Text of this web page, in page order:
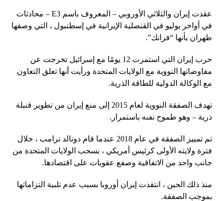
عقدت إيران والثلاثي الأوروبي – المعروف باسم E3 – محادثات
في أواخر يوليو في القنصلية الإيرانية في إسطنبول ، التي وصفها
طهران بأنها “فرانك”.
حرب إيران التي استمرت 12 يومًا مع إسرائيل تخرجت عن
مفاوضاتها النووية مع الولايات المتحدة ورأيت أنها تعلق التعاون
مع الوكالة الدولية للطاقة الذرية.
تهدف الصفقة النووية لعام 2015 إلى منع إيران من تطوير قنبلة
ذرية – وهو طموح نفىه باستمرار.
تم تمييز الصفقة في عام 2018 عندما قام دونالد ترامب ، خلال
فترة ولايته الأولى كرئيس أمريكي ، بسحب الولايات المتحدة من
جانب واحد من الاتفاقية وصفع عقوبات على اقتصادها.
منذ ذلك الحين ، انتقدت إيران أوروبا بسبب عدم تلبية التزاماتها
بموجب الصفقة.